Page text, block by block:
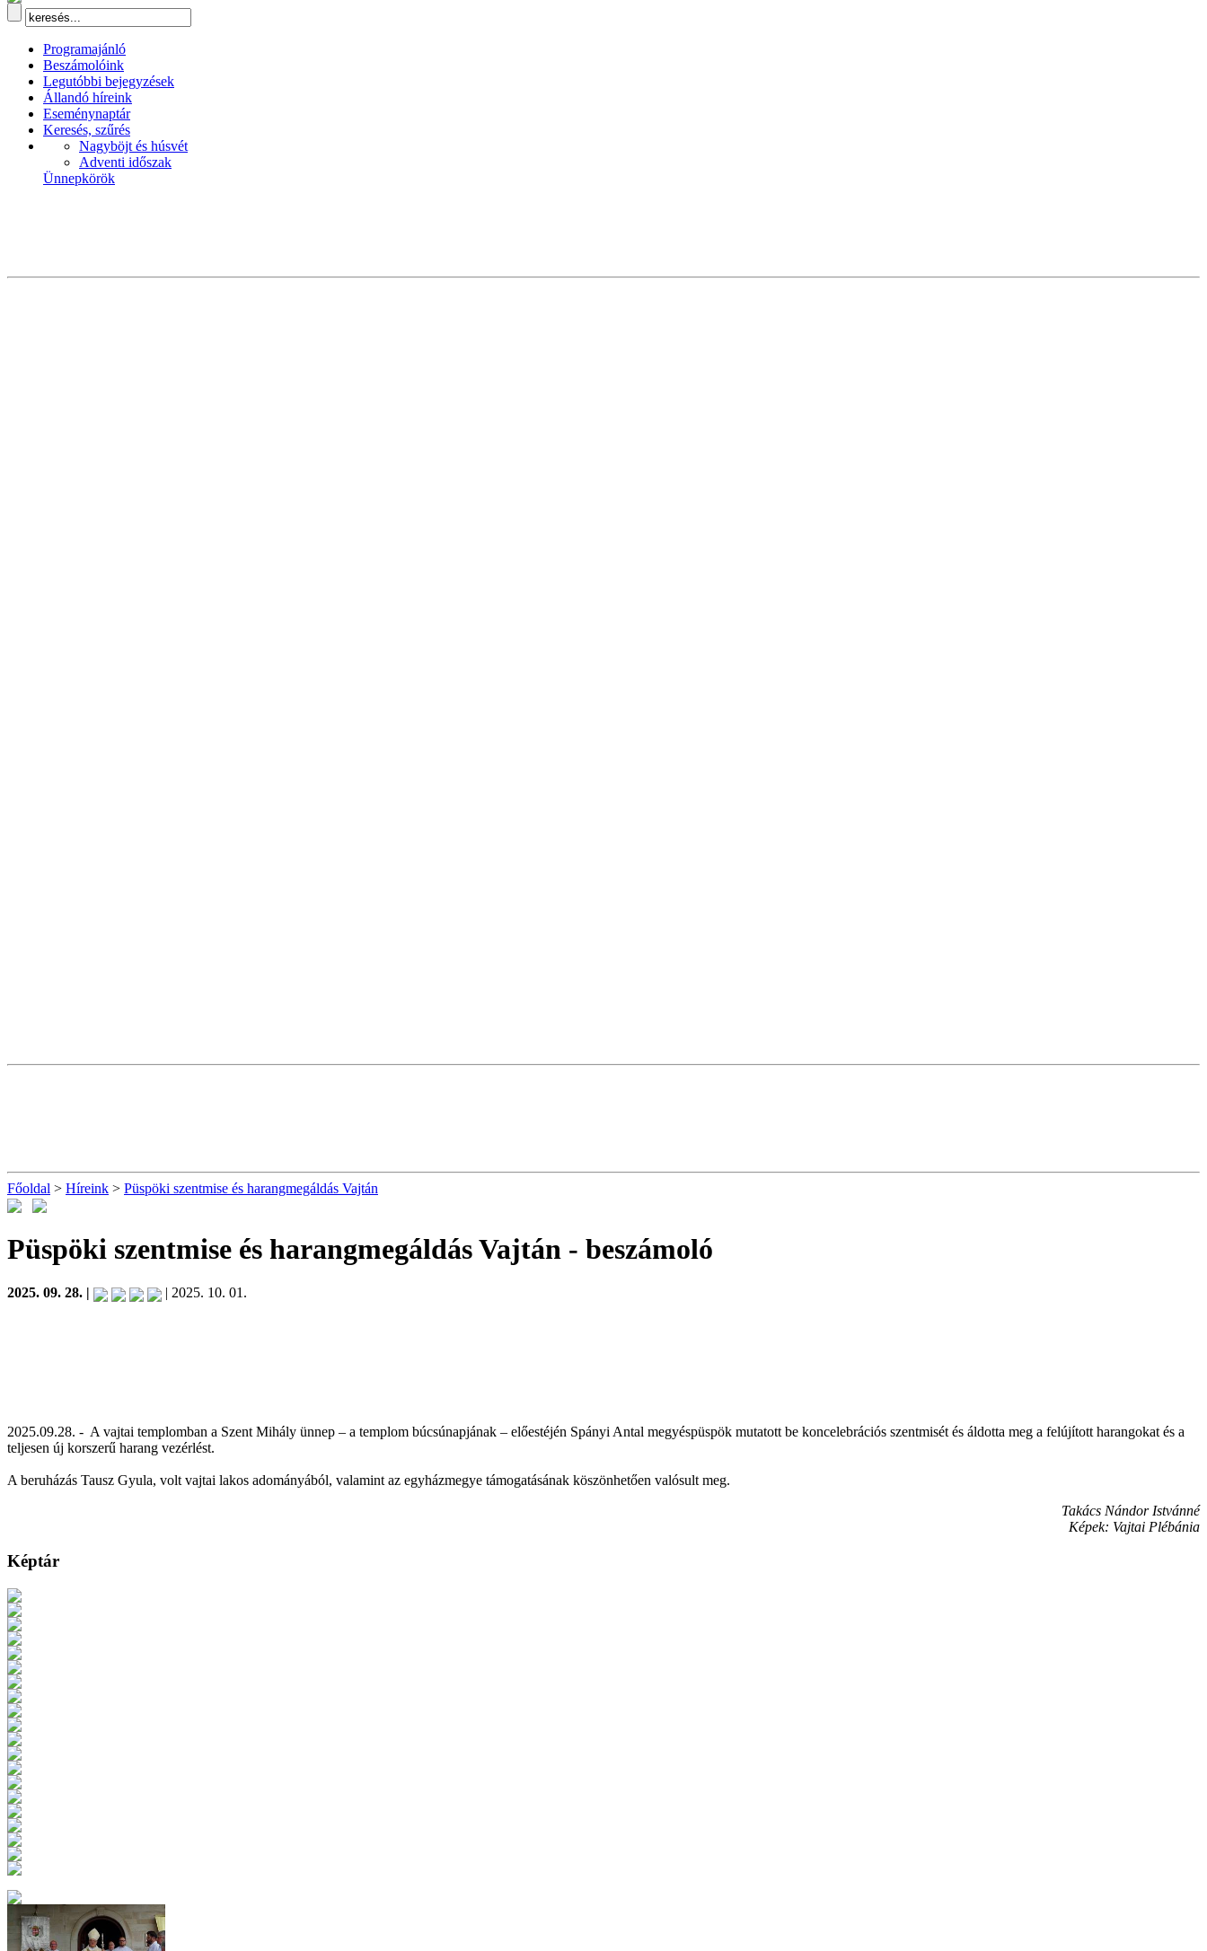
Programajánló
Beszámolóink
Legutóbbi bejegyzések
Állandó híreink
Eseménynaptár
Keresés, szűrés
Nagyböjt és húsvét
Adventi időszak
Ünnepkörök
Főoldal > Híreink > Püspöki szentmise és harangmegáldás Vajtán
Püspöki szentmise és harangmegáldás Vajtán - beszámoló
2025. 09. 28. | | 2025. 10. 01.
2025.09.28. - A vajtai templomban a Szent Mihály ünnep – a templom búcsúnapjának – előestéjén Spányi Antal megyéspüspök mutatott be koncelebrációs szentmisét és áldotta meg a felújított harangokat és a
teljesen új korszerű harang vezérlést.
A beruházás Tausz Gyula, volt vajtai lakos adományából, valamint az egyházmegye támogatásának köszönhetően valósult meg.
Takács Nándor Istvánné
Képek: Vajtai Plébánia
Képtár